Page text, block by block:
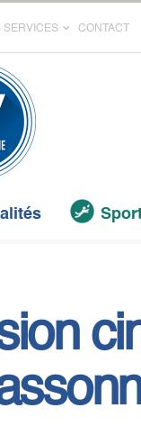
SERVICES CONTACT